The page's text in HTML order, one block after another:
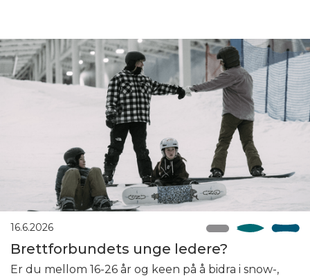
16.6.2026
Brettforbundets unge ledere?
Er du mellom 16-26 år og keen på å bidra i snow-,